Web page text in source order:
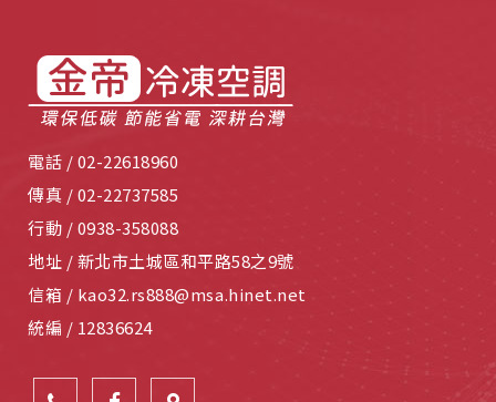
電話 /02-22618960
傳真 /02-22737585
行動 /0938-358088
地址 /新北市土城區和平路58之9號
信箱 / kao32.rs888@msa.hinet.net
統編 / 12836624